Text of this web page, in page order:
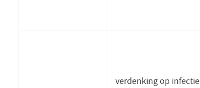
verdenking op infectie